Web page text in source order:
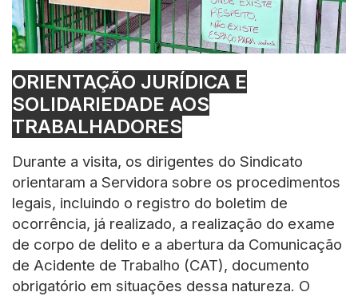
ORIENTAÇÃO JURÍDICA E
SOLIDARIEDADE AOS
TRABALHADORES
Durante a visita, os dirigentes do Sindicato
orientaram a Servidora sobre os procedimentos
legais, incluindo o registro do boletim de
ocorrência, já realizado, a realização do exame
de corpo de delito e a abertura da Comunicação
de Acidente de Trabalho (CAT), documento
obrigatório em situações dessa natureza. O